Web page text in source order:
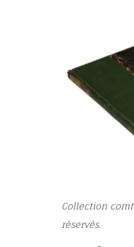
Collection
réservés.